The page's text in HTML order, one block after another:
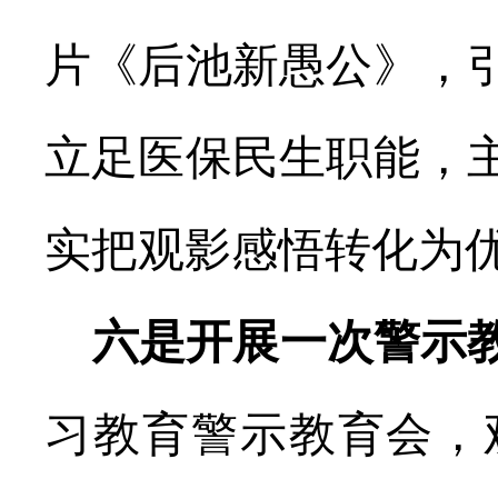
片《后池新愚公》，
立足医保民生职能，
实把观影感悟转化为
六是开展一次警示
习教育警示教育会